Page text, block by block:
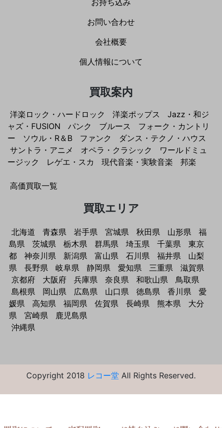
お持ち込み
お問い合わせ
会社概要
個人情報について
買取案内
洋楽ロック・ハードロック 洋楽ポップス
Jazz・和ジ
ャズ・FUSION
パンク ブルース
フォーク・カントリ
ー
ソウル・R＆B ファンク
ダンス・テクノ・ハウス
サントラ・アニメ
オペラ・クラシック
ワールドミュ
ージック
レゲエ・スカ 現代音楽・実験音楽 邦楽
高価買取一覧
買取エリア
北海道 青森県 岩手県 宮城県 秋田県 山形県
福
島県
茨城県 栃木県 群馬県 埼玉県 千葉県
東京
都
神奈川県 新潟県 富山県 石川県 福井県
山梨
県
長野県 岐阜県 静岡県 愛知県 三重県
滋賀県
京都府
大阪府 兵庫県 奈良県 和歌山県
鳥取県
島根県
岡山県 広島県 山口県 徳島県 香川県
愛
媛県
高知県 福岡県 佐賀県 長崎県 熊本県
大分
県
宮崎県
鹿児島県
沖縄県
Copyright 2018 レコー堂 All Rights Reserved.